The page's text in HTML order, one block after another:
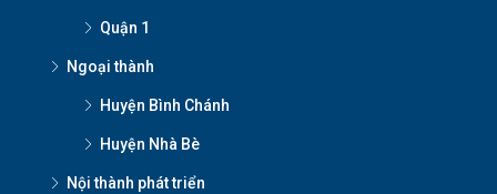
Quận 1
Ngoại thành
Huyện Bình Chánh
Huyện Nhà Bè
Nội thành phát triển